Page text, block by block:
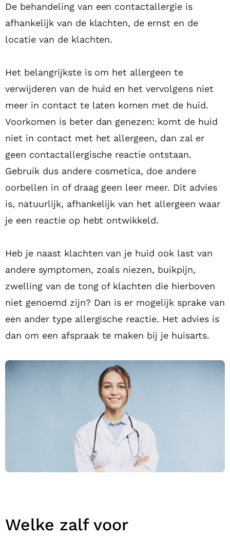
De behandeling van een contactallergie is
afhankelijk van de klachten, de ernst en de
locatie van de klachten.
Het belangrijkste is om het allergeen te
verwijderen van de huid en het vervolgens niet
meer in contact te laten komen met de huid.
Voorkomen is beter dan genezen: komt de huid
niet in contact met het allergeen, dan zal er
geen contactallergische reactie ontstaan.
Gebruik dus andere cosmetica, doe andere
oorbellen in of draag geen leer meer. Dit advies
is, natuurlijk, afhankelijk van het allergeen waar
je een reactie op hebt ontwikkeld.
Heb je naast klachten van je huid ook last van
andere symptomen, zoals niezen, buikpijn,
zwelling van de tong of klachten die hierboven
niet genoemd zijn? Dan is er mogelijk sprake van
een ander type allergische reactie. Het advies is
dan om een afspraak te maken bij je huisarts.
Welke zalf voor